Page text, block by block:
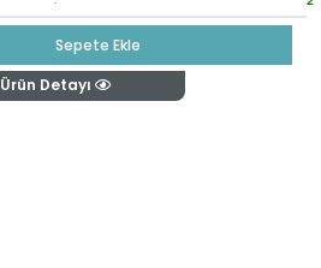
Sepete Ekle
Ürün Detayı